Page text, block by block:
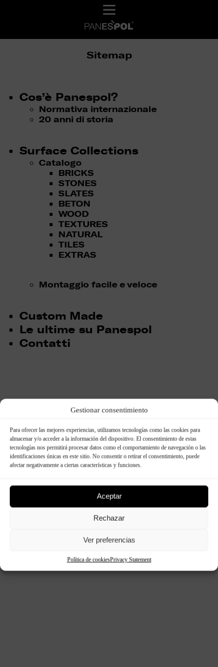
Gestionar consentimiento
Para ofrecer las mejores experiencias, utilizamos tecnologías como las cookies para
almacenar y/o acceder a la información del dispositivo. El consentimiento de estas
tecnologías nos permitirá procesar datos como el comportamiento de navegación o las
identificaciones únicas en este sitio. No consentir o retirar el consentimiento, puede
afectar negativamente a ciertas características y funciones.
Aceptar
Rechazar
Ver preferencias
Política de cookiesPrivacy Statement
Sitemap
Cos’è Panespol?
Normativa internazionale
20 anni di storia
Surface Collections
Catalogo
BRICKS
STONES
SLATES
BETON
WOOD
TEXTURES
NATURAL
TILES
EXTRAS
Montaggio facile e veloce
Custom Made
Le ultime su Panespol
Contatti